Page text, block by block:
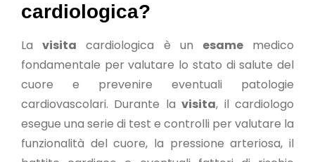
cardiologica?
Lavisita cardiologica è un esamemedico
fondamentale per valutare lo stato di salute del
cuore e prevenire eventuali patologie
cardiovascolari. Durante lavisita, il cardiologo
esegue una serie di test e controlli per valutare la
funzionalità del cuore, la pressione arteriosa, il